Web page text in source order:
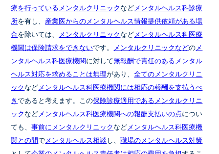
療を行っているメンタルクリニックなどメンタルヘルス科診療
所を有し、 産業医からのメンタルヘルス情報提供依頼がある場
合を除いては、 メンタルクリニックなどメンタルヘルス科医療
機関は保険請求をできないです。 メンタルクリニックなどのメ
ンタルヘルス科医療機関に対して無報酬で責任のあるメンタル
ヘルス対応を求めることは無理があり、全てのメンタルクリニ
ックなどメンタルヘルス科医療機関には相応の報酬を支払うべ
き であると考えます。この保険診療適用であるメンタルクリニ
ックなどメンタルヘルス科医療機関への報酬支払いの点につい
ても、事前にメンタルクリニックなどメンタルヘルス科医療機
関との間でメンタルヘルス相談 し、職場のメンタルヘルス対策